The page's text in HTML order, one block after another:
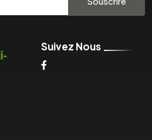
Suivez Nous